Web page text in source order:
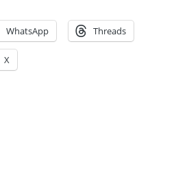
WhatsApp Threads
X